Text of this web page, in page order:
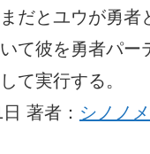
だとユウが勇者
て彼を勇者パー
て実行する。
著者： シノノ